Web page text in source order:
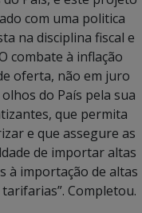
com uma politica
na disciplina fiscal e
combate à inflação
oferta, não em juro
do País pela sua
que permita
e que assegure as
de importar altas
à importação de altas
Completou.